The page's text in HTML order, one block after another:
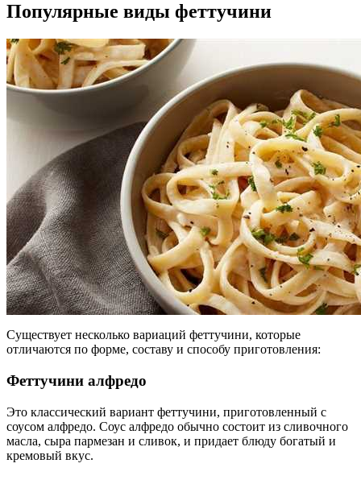
Популярные виды феттучини
Существует несколько вариаций феттучини, которые
отличаются по форме, составу и способу приготовления:
Феттучини алфредо
Это классический вариант феттучини, приготовленный с
соусом алфредо. Соус алфредо обычно состоит из сливочного
масла, сыра пармезан и сливок, и придает блюду богатый и
кремовый вкус.